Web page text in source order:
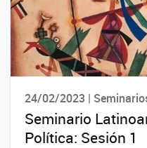
24/02/2023 |
Seminario
Política: Sesión 1